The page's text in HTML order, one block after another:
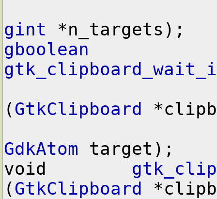
gint
gboolean
(GtkClipboard
GdkAtom target);
void
(GtkClipboard